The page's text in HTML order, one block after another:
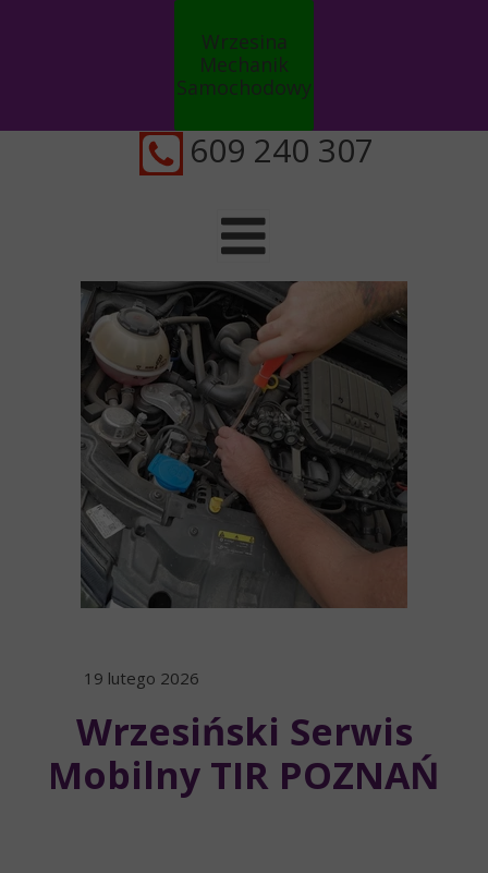
609 240 307
Wrzesina
Mechanik
Samochodowy
Auto serwis
19 lutego 2026
Wrzesiński Serwis
Mobilny TIR POZNAŃ